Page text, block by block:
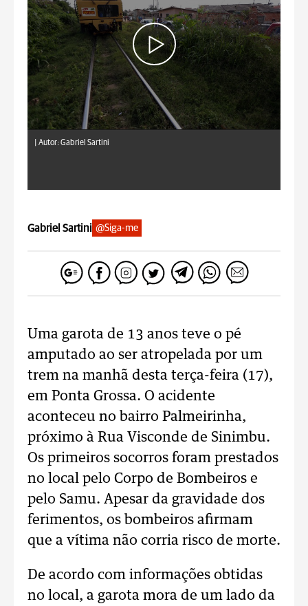
Autor: Gabriel Sartini
Gabriel Sartini @Siga-me
Uma garota de 13 anos teve o pé
amputado ao ser atropelada por um
trem na manhã desta terça-feira (17),
em Ponta Grossa. O acidente
aconteceu no bairro Palmeirinha,
próximo à Rua Visconde de Sinimbu.
Os primeiros socorros foram prestados
no local pelo Corpo de Bombeiros e
pelo Samu. Apesar da gravidade dos
ferimentos, os bombeiros afirmam
que a vítima não corria risco de morte.
De acordo com informações obtidas
no local, a garota mora de um lado da